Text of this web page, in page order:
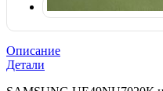
Описание
Детали